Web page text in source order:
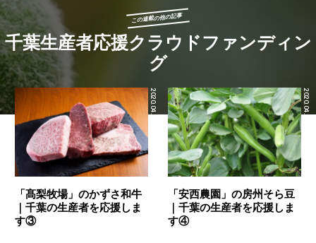
この連載の他の記事
千葉生産者応援クラウドファンディン
グ
2020.04.24
「髙梨牧場」のかずさ和牛
｜千葉の生産者を応援しま
す③
2020.04.24
「安西農園」の房州そら豆
｜千葉の生産者を応援しま
す④